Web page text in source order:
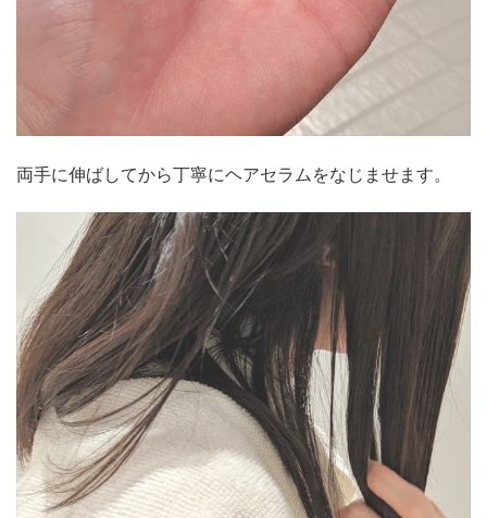
両手に伸ばしてから丁寧にヘアセラムをなじませます。